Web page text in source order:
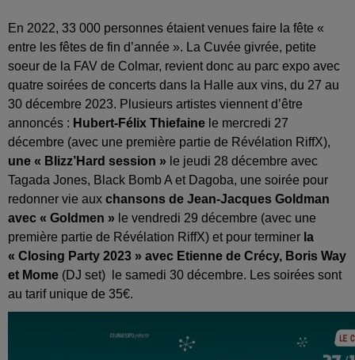
En 2022, 33 000 personnes étaient venues faire la fête «
entre les fêtes de fin d’année ». La Cuvée givrée, petite
soeur de la FAV de Colmar, revient donc au parc expo avec
quatre soirées de concerts dans la Halle aux vins, du 27 au
30 décembre 2023. Plusieurs artistes viennent d’être
annoncés : Hubert-Félix Thiefaine le mercredi 27
décembre (avec une première partie de Révélation RiffX),
une « Blizz’Hard session » le jeudi 28 décembre avec
Tagada Jones, Black Bomb A et Dagoba, une soirée pour
redonner vie aux chansons de Jean-Jacques Goldman
avec « Goldmen » le vendredi 29 décembre (avec une
première partie de Révélation RiffX) et pour terminer la
« Closing Party 2023 » avec Etienne de Crécy, Boris Way
et Mome (DJ set)
le samedi 30 décembre. Les soirées sont
au tarif unique de 35€.